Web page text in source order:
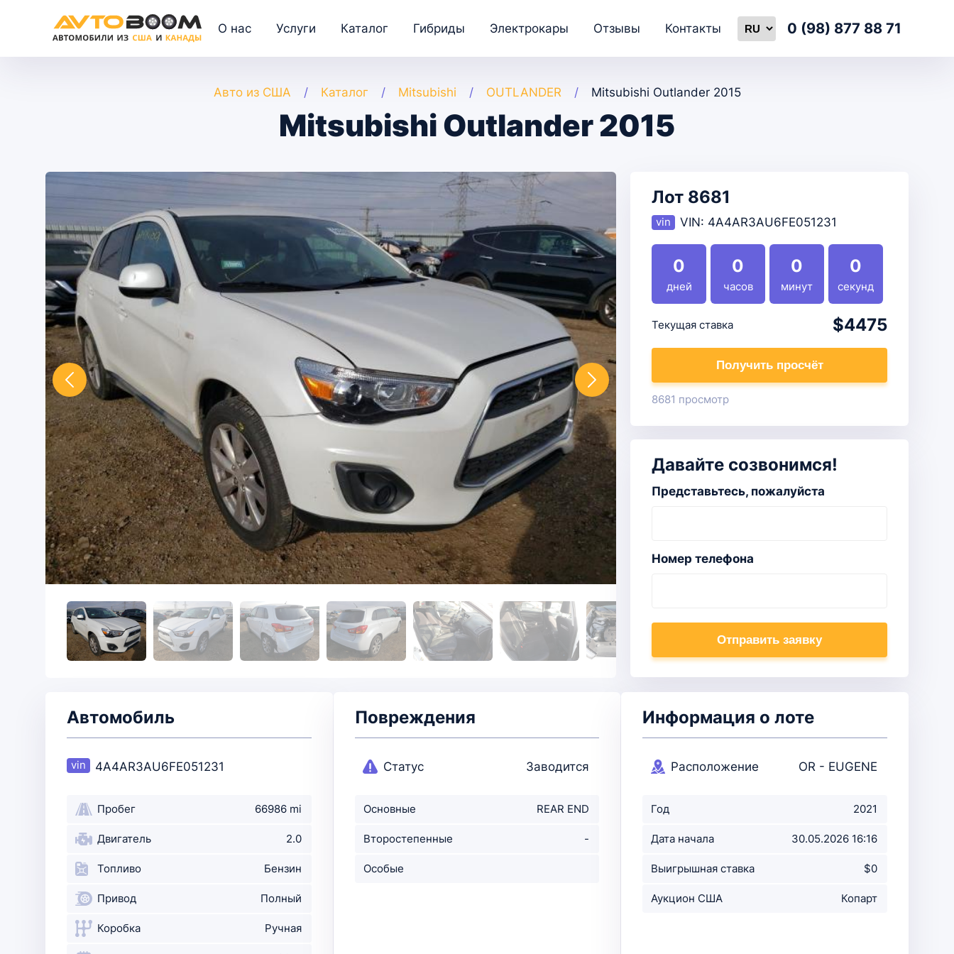
О нас Услуги Каталог Гибриды Электрокары Отзывы Контакты 0 (98) 877 88 71
Авто из США Каталог Mitsubishi OUTLANDER Mitsubishi Outlander 2015
Mitsubishi Outlander 2015
Лот 8681
VIN: 4A4AR3AU6FE051231
0
дней
0
часов
0
минут
0
секунд
Текущая ставка $4475
Получить просчёт
8681 просмотр
Давайте созвонимся!
Представьтесь, пожалуйста
Номер телефона
Отправить заявку
Автомобиль
4A4AR3AU6FE051231
Пробег 66986 mi
Двигатель 2.0
Топливо Бензин
Привод Полный
Коробка Ручная
Повреждения
Статус Заводится
Основные
повреждения
REAR END
Второстепенные
повр-ния
-
Особые
Информация о лоте
Расположение
OR - EUGENE
Год 2021
Дата начала
аукциона
30.05.2026 16:16
Выигрышная ставка $0
Аукцион США Копарт